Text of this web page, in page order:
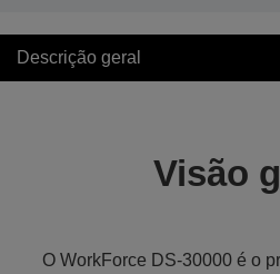
Descrição geral
Visão
O WorkForce DS-30000 é o